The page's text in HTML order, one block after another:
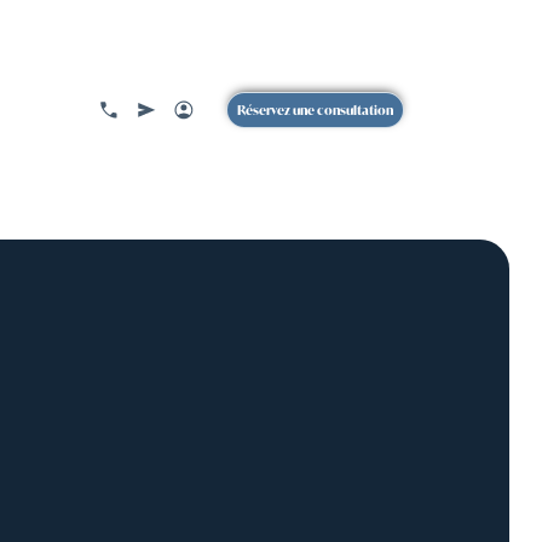
Réservez une consultation